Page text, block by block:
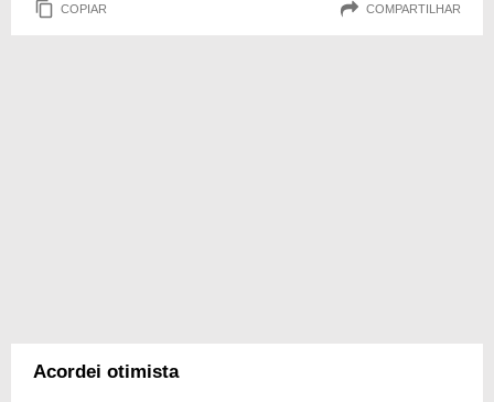
COPIAR COMPARTILHAR
Acordei otimista